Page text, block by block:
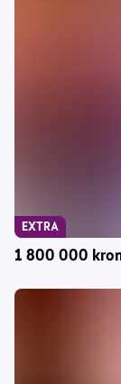
1 800 000
EXTRA